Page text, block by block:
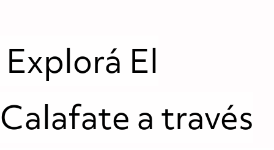
Explorá El
Calafate a través